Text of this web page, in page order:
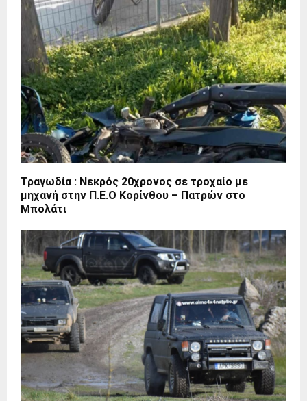
Τραγωδία : Νεκρός 20χρονος σε τροχαίο με
μηχανή στην Π.Ε.Ο Κορίνθου – Πατρών στο
Μπολάτι